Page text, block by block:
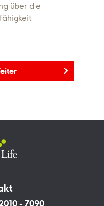
über die
- 7090